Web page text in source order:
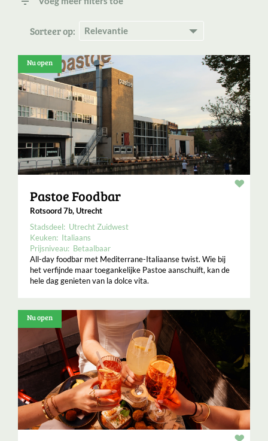
Sorteer op:
Nu open
Pastoe Foodbar
Rotsoord 7b, Utrecht
Stadsdeel: Utrecht Zuidwest
Keuken: Italiaans
Prijsniveau: Betaalbaar
All-day foodbar met Mediterrane-Italiaanse twist. Wie bij
het verfijnde maar toegankelijke Pastoe aanschuift, kan de
hele dag genieten van la dolce vita.
Nu open